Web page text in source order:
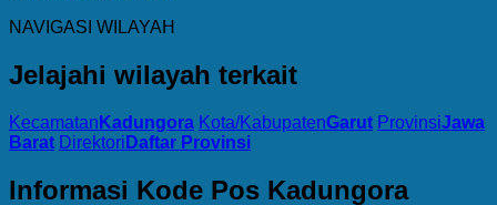
NAVIGASI WILAYAH
Jelajahi wilayah terkait
Kecamatan Kadungora Kota/KabupatenGarut ProvinsiJawa
Barat Direktori Daftar Provinsi
Informasi Kode Pos Kadungora